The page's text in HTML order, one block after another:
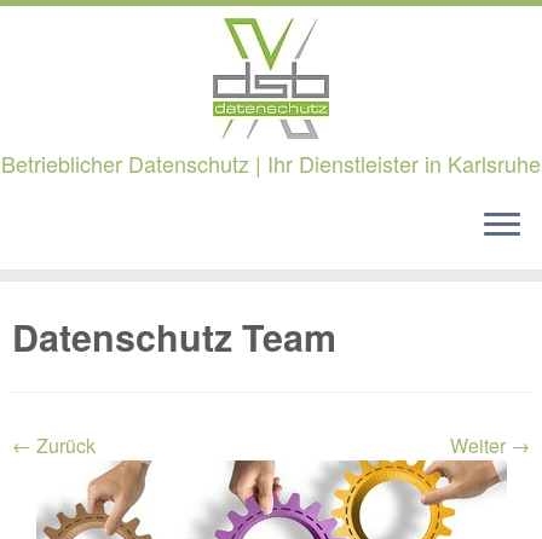
Inhalt
springen
Betrieblicher Datenschutz | Ihr Dienstleister in Karlsruhe
Datenschutz Team
← Zurück Weiter →